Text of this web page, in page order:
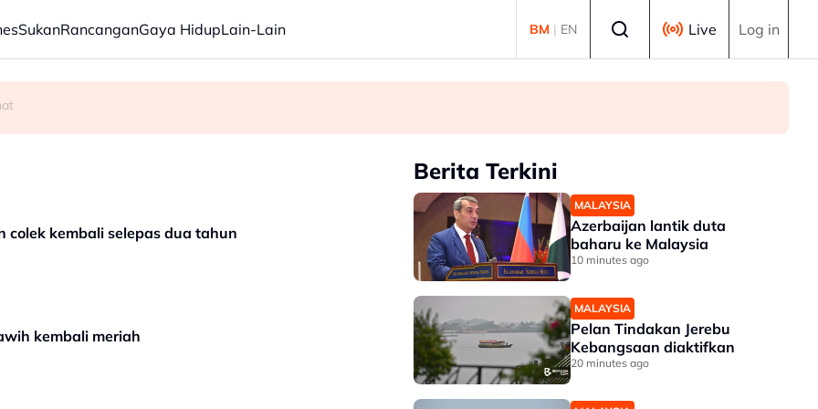
SukanRancanganGaya HidupLain-Lain BM | EN Live Log in
colek kembali selepas dua tahun
kembali meriah
Berita Terkini
MALAYSIA
Azerbaijan lantik duta
baharu ke Malaysia
10 minutes ago
MALAYSIA
Pelan Tindakan Jerebu
Kebangsaan diaktifkan
20 minutes ago